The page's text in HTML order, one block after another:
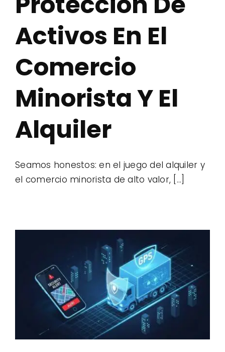
Activos En El
Comercio
Minorista Y El
Alquiler
Seamos honestos: en el juego del alquiler y
el comercio minorista de alto valor, [...]